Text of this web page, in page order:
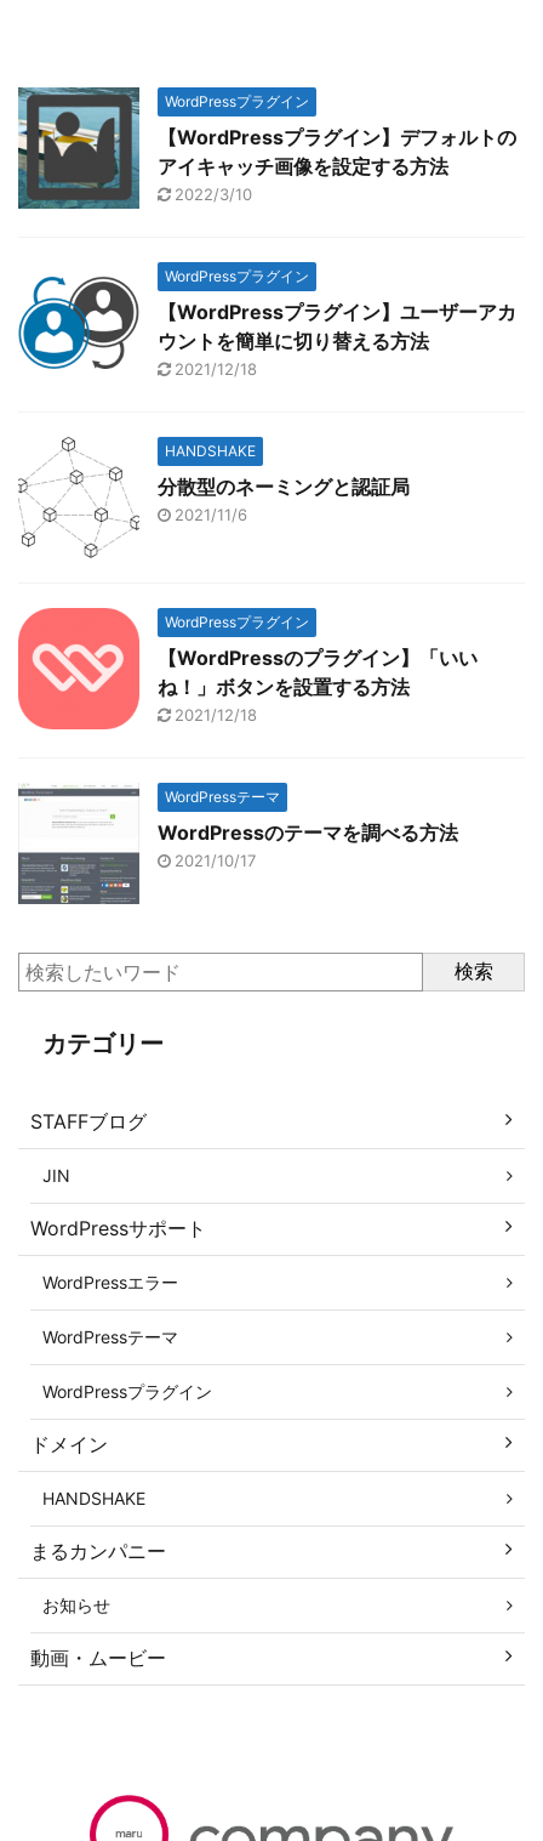
WordPressプラグイン
【WordPressプラグイン】デフォルトの
アイキャッチ画像を設定する方法
2022/3/10
WordPressプラグイン
【WordPressプラグイン】ユーザーアカ
ウントを簡単に切り替える方法
2021/12/18
HANDSHAKE
分散型のネーミングと認証局
2021/11/6
WordPressプラグイン
【WordPressのプラグイン】「いい
ね！」ボタンを設置する方法
2021/12/18
WordPressテーマ
WordPressのテーマを調べる方法
2021/10/17
検索
カテゴリー
STAFFブログ
JIN
WordPressサポート
WordPressエラー
WordPressテーマ
WordPressプラグイン
ドメイン
HANDSHAKE
まるカンパニー
お知らせ
動画・ムービー